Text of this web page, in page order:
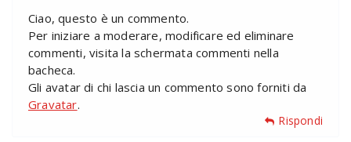
Ciao, questo è un commento.
Per iniziare a moderare, modificare ed eliminare
commenti, visita la schermata commenti nella
bacheca.
Gli avatar di chi lascia un commento sono forniti da
Gravatar.
Rispondi